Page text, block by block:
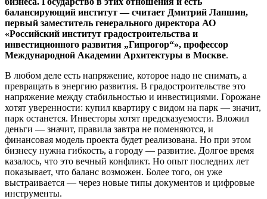
балансирующий институт — считает Дмитрий Лапшин,
первый заместитель генерального директора АО
«Российский институт градостроительства и
инвестиционного развития „Гипрогор“», профессор
Международной Академии Архитектуры в Москве.
В любом деле есть напряжение, которое надо не снимать, а
превращать в энергию развития. В градостроительстве это
напряжение между стабильностью и инвестициями. Горожане
хотят уверенности: купил квартиру с видом на парк — значит,
парк останется. Инвесторы хотят предсказуемости. Вложил
деньги — значит, правила завтра не поменяются, и
финансовая модель проекта будет реализована. Но при этом
бизнесу нужна гибкость, а городу — развитие. Долгое время
казалось, что это вечный конфликт. Но опыт последних лет
показывает, что баланс возможен. Более того, он уже
выстраивается — через новые типы документов и цифровые
инструменты.